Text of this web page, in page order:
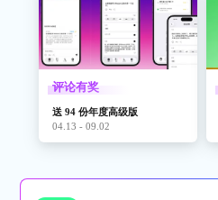
评论有奖
送 94 份年度高级版
04.13 - 09.02